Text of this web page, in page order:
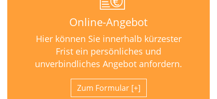
Online-Angebot
Hier können Sie innerhalb kürzester
Frist ein persönliches und
unverbindliches Angebot anfordern.
Zum Formular